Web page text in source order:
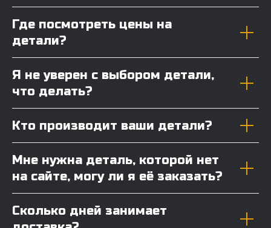
Где посмотреть цены на
детали?
Я не уверен с выбором детали,
что делать?
Кто производит ваши детали?
Мне нужна деталь, которой нет
на сайте, могу ли я её заказать?
Сколько дней занимает